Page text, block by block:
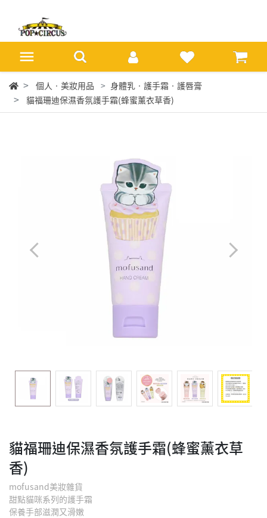
個人‧美妝用品
身體乳‧護手霜‧護唇膏
貓福珊迪保濕香氛護手霜(蜂蜜薰衣草香)
貓福珊迪保濕香氛護手霜(蜂蜜薰衣草
香)
mofusand美妝雜貨
甜點貓咪系列的護手霜
保養手部滋潤又滑嫩